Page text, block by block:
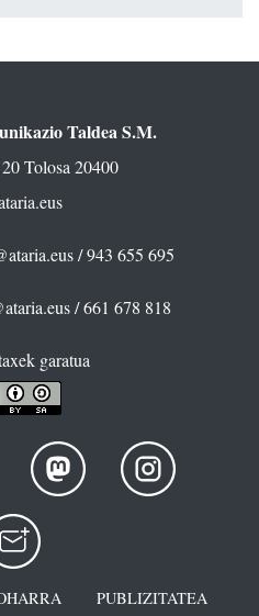
Taldea S.M.
Tolosa 20400
/ 943 655 695
/ 661 678 818
garatua
PUBLIZITATEA